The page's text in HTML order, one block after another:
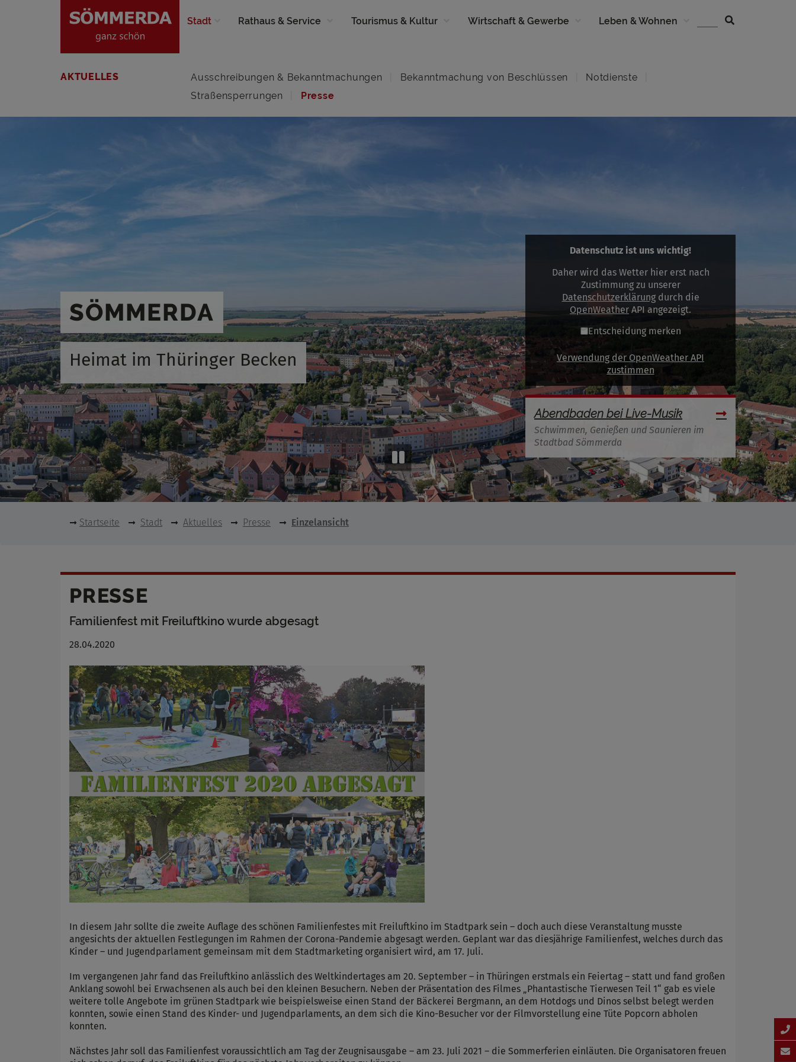
Stadt Rathaus & Service Tourismus & Kultur Wirtschaft & Gewerbe Leben & Wohnen
AKTUELLES Ausschreibungen & Bekanntmachungen Bekanntmachung von Beschlüssen
Notdienste
Straßensperrungen
Presse
SÖMMERDA
Heimat im Thüringer Becken
Datenschutz ist uns wichtig!
Daher wird das Wetter hier erst nach
Zustimmung zu unserer
Datenschutzerklärungdurch die
OpenWeather API angezeigt.
Entscheidung merken
Verwendung der OpenWeather API
zustimmen
Abendbaden bei Live-Musik
Schwimmen, Genießen und Saunieren im
Stadtbad Sömmerda
Startseite Stadt Aktuelles Presse Einzelansicht
PRESSE
Familienfest mit Freiluftkino wurde abgesagt
28.04.2020
In diesem Jahr sollte die zweite Auflage des schönen Familienfestes mit Freiluftkino im Stadtpark sein – doch auch diese Veranstaltung musste
angesichts der aktuellen Festlegungen im Rahmen der Corona-Pandemie abgesagt werden. Geplant war das diesjährige Familienfest, welches durch das
Kinder – und Jugendparlament gemeinsam mit dem Stadtmarketing organisiert wird, am 17. Juli.
Im vergangenen Jahr fand das Freiluftkino anlässlich des Weltkindertages am 20. September – in Thüringen erstmals ein Feiertag – statt und fand großen
Anklang sowohl bei Erwachsenen als auch bei den kleinen Besuchern. Neben der Präsentation des Filmes „Phantastische Tierwesen Teil 1“ gab es viele
weitere tolle Angebote im grünen Stadtpark wie beispielsweise einen Stand der Bäckerei Bergmann, an dem Hotdogs und Dinos selbst belegt werden
konnten, sowie einen Stand des Kinder- und Jugendparlaments, an dem sich die Kino-Besucher vor der Filmvorstellung eine Tüte Popcorn abholen
konnten.
Nächstes Jahr soll das Familienfest voraussichtlich am Tag der Zeugnisausgabe – am 23. Juli 2021 – die Sommerferien einläuten. Die Organisatoren freuen